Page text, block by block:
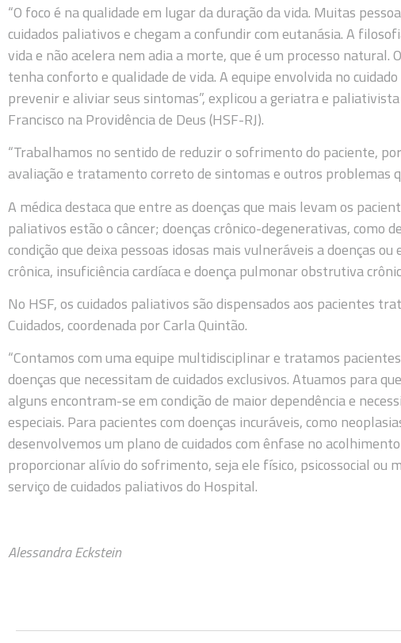
“O foco é na qualidade em lugar da duração da vida. Muitas
cuidados paliativos e chegam a confundir com eutanásia. A
vida e não acelera nem adia a morte, que é um processo natural.
tenha conforto e qualidade de vida. A equipe envolvida no
prevenir e aliviar seus sintomas”, explicou a geriatra e
Francisco na Providência de Deus (HSF-RJ).
“Trabalhamos no sentido de reduzir o sofrimento do paciente,
avaliação e tratamento correto de sintomas e outros problemas
A médica destaca que entre as doenças que mais levam os
paliativos estão o câncer; doenças crônico-degenerativas, como
condição que deixa pessoas idosas mais vulneráveis a doenças
crônica, insuficiência cardíaca e doença pulmonar obstrutiva
No HSF, os cuidados paliativos são dispensados aos pacientes
Cuidados, coordenada por Carla Quintão.
“Contamos com uma equipe multidisciplinar e tratamos
doenças que necessitam de cuidados exclusivos. Atuamos para
alguns encontram-se em condição de maior dependência e
especiais. Para pacientes com doenças incuráveis, como
desenvolvemos um plano de cuidados com ênfase no
proporcionar alívio do sofrimento, seja ele físico, psicossocial ou
serviço de cuidados paliativos do Hospital.
Alessandra Eckstein